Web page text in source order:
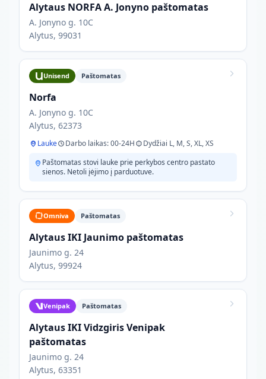
Alytaus NORFA A. Jonyno paštomatas
A. Jonyno g. 10C
Alytus, 99031
Unisend Paštomatas
Norfa
A. Jonyno g. 10C
Alytus, 62373
Lauke Darbo laikas: 00-24H
Dydžiai L, M, S, XL, XS
Paštomatas stovi lauke prie perkybos centro pastato
sienos. Netoli įėjimo į parduotuve.
Omniva Paštomatas
Alytaus IKI Jaunimo paštomatas
Jaunimo g. 24
Alytus, 99924
Venipak Paštomatas
Alytaus IKI Vidzgiris Venipak
paštomatas
Jaunimo g. 24
Alytus, 63351